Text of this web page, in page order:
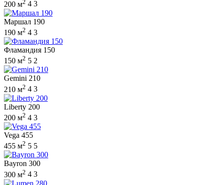
200 м
4 3
Маршал 190
190 м2 4 3
Фламандия 150
150 м2 5 2
Gemini 210
210 м2 4 3
Liberty 200
200 м2 4 3
Vega 455
455 м2 5 5
Bayron 300
300 м2 4 3